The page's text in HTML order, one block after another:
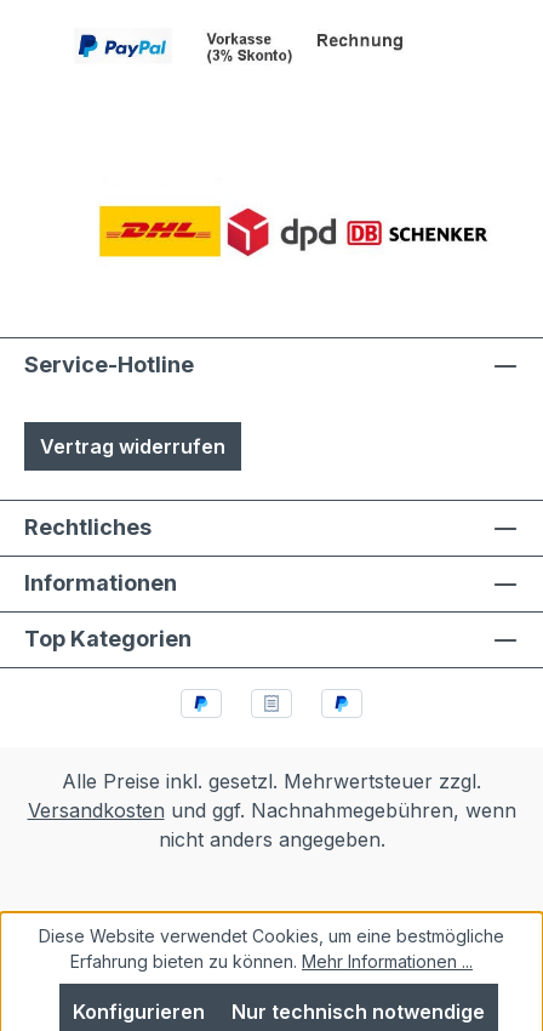
Service-Hotline
Vertrag widerrufen
Rechtliches
Informationen
Top Kategorien
Alle Preise inkl. gesetzl. Mehrwertsteuer zzgl.
Versandkosten und ggf. Nachnahmegebühren, wenn
nicht anders angegeben.
Diese Website verwendet Cookies, um eine bestmögliche
Erfahrung bieten zu können. Mehr Informationen ...
Nur technisch notwendige
Konfigurieren